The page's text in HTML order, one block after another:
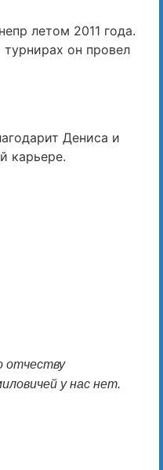
летом 2011 года.
он провел
Дениса и
карьере.
отчеству
у нас нет.